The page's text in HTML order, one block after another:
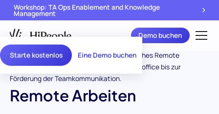
Starte kostenlos Eine Demo buchen
Workshop: TA Ops Enablement and Knowledge
Management
Demo buchen
Remote Arbeiten